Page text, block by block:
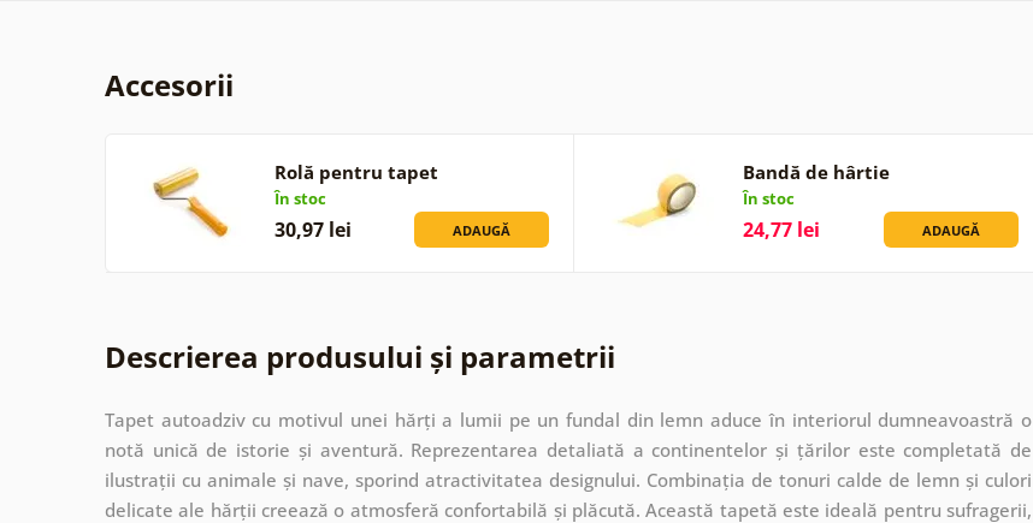
Accesorii
Rolă pentru tapet
În stoc
30,97 lei ADAUGĂ
Bandă de hârtie
În stoc
24,77 lei ADAUGĂ
Descrierea produsului și parametrii
Tapet autoadziv cu motivul unei hărți a lumii pe un fundal din lemn aduce în interiorul dumneavoastră o
notă unică de istorie și aventură. Reprezentarea detaliată a continentelor și țărilor este completată de
ilustrații cu animale și nave, sporind atractivitatea designului. Combinația de tonuri calde de lemn și culori
delicate ale hărții creează o atmosferă confortabilă și plăcută. Această tapetă este ideală pentru sufragerii,